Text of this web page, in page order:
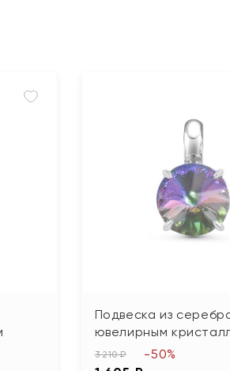
Подвеска из
ювелирным
3 210 ₽ -50%